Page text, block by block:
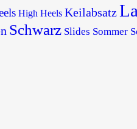
High Heels Keilabsatz
Schwarz Slides Sommer